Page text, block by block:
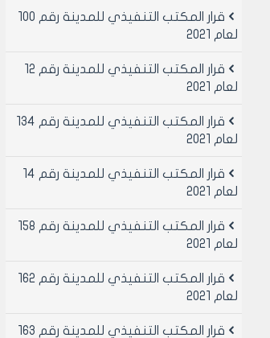
قرار المكتب التنفيذي للمدينة رقم 100
لعام 2021
قرار المكتب التنفيذي للمدينة رقم 12
لعام 2021
قرار المكتب التنفيذي للمدينة رقم 134
لعام 2021
قرار المكتب التنفيذي للمدينة رقم 14
لعام 2021
قرار المكتب التنفيذي للمدينة رقم 158
لعام 2021
قرار المكتب التنفيذي للمدينة رقم 162
لعام 2021
قرار المكتب التنفيذي للمدينة رقم 163